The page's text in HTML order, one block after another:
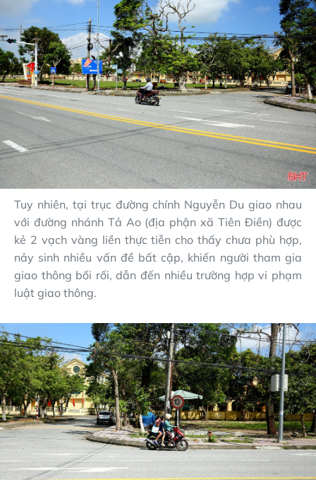
Tuy nhiên, tại trục đường chính Nguyễn Du giao nhau
với đường nhánh Tả Ao (địa phận xã Tiên Điền) được
kẻ 2 vạch vàng liền thực tiễn cho thấy chưa phù hợp,
nảy sinh nhiều vấn đề bất cập, khiến người tham gia
giao thông bối rối, dẫn đến nhiều trường hợp vi phạm
luật giao thông.